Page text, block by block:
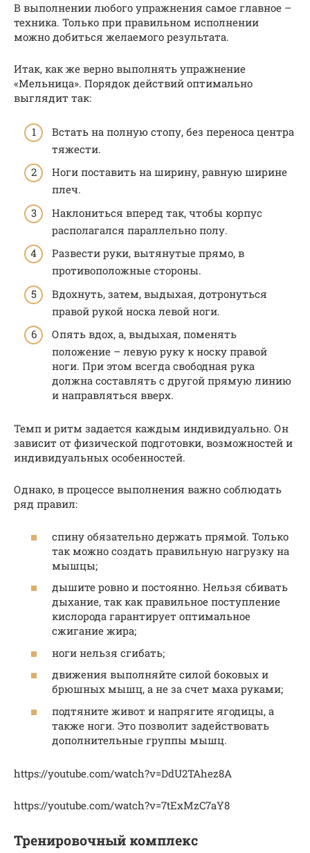
В выполнении любого упражнения самое главное –
техника. Только при правильном исполнении
можно добиться желаемого результата.
Итак, как же верно выполнять упражнение
«Мельница». Порядок действий оптимально
выглядит так:
Встать на полную стопу, без переноса центра
тяжести.
Ноги поставить на ширину, равную ширине
плеч.
Наклониться вперед так, чтобы корпус
располагался параллельно полу.
Развести руки, вытянутые прямо, в
противоположные стороны.
Вдохнуть, затем, выдыхая, дотронуться
правой рукой носка левой ноги.
Опять вдох, а, выдыхая, поменять
положение – левую руку к носку правой
ноги. При этом всегда свободная рука
должна составлять с другой прямую линию
и направляться вверх.
Темп и ритм задается каждым индивидуально. Он
зависит от физической подготовки, возможностей и
индивидуальных особенностей.
Однако, в процессе выполнения важно соблюдать
ряд правил:
спину обязательно держать прямой. Только
так можно создать правильную нагрузку на
мышцы;
дышите ровно и постоянно. Нельзя сбивать
дыхание, так как правильное поступление
кислорода гарантирует оптимальное
сжигание жира;
ноги нельзя сгибать;
движения выполняйте силой боковых и
брюшных мышц, а не за счет маха руками;
подтяните живот и напрягите ягодицы, а
также ноги. Это позволит задействовать
дополнительные группы мышц.
https://youtube.com/watch?v=DdU2TAhez8A
https://youtube.com/watch?v=7tExMzC7aY8
Тренировочный комплекс